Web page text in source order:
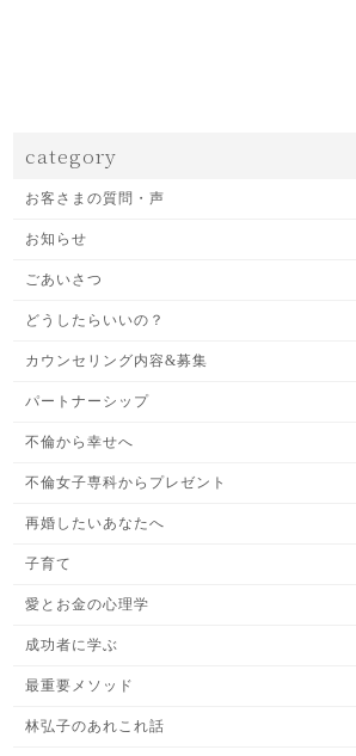
category
お客さまの質問・声
お知らせ
ごあいさつ
どうしたらいいの？
カウンセリング内容&募集
パートナーシップ
不倫から幸せへ
不倫女子専科からプレゼント
再婚したいあなたへ
子育て
愛とお金の心理学
成功者に学ぶ
最重要メソッド
林弘子のあれこれ話